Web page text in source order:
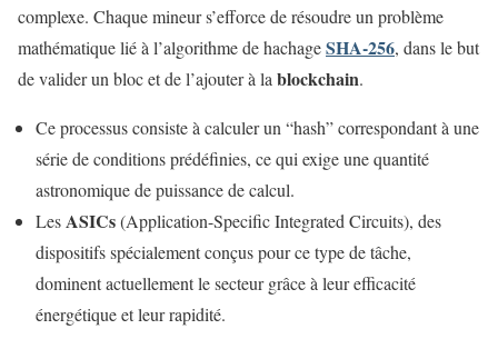
complexe. Chaque mineur s’efforce de résoudre un problème
mathématique lié à l’algorithme de hachageSHA-256, dans le but
de valider un bloc et de l’ajouter à lablockchain.
Ce processus consiste à calculer un “hash” correspondant à une
série de conditions prédéfinies, ce qui exige une quantité
astronomique de puissance de calcul.
LesASICs(Application-Specific Integrated Circuits), des
dispositifs spécialement conçus pour ce type de tâche,
dominent actuellement le secteur grâce à leur efficacité
énergétique et leur rapidité.